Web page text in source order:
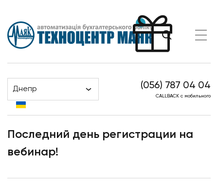
Днепр (056) 787 04 04
CALLBACK с мобильного
Головна Новости
Последний день регистрации на вебинар!
Последний день регистрации на
вебинар!